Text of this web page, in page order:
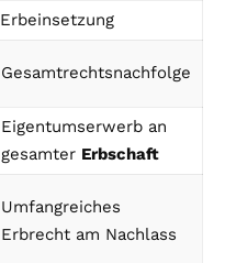
Erbeinsetzung
Gesamtrechtsnachfolge
Eigentumserwerb an
gesamter Erbschaft
Umfangreiches
Erbrecht am Nachlass